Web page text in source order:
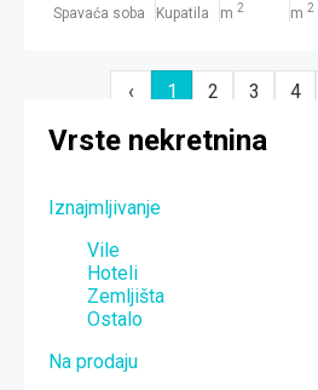
Spavaća soba Kupatila m 2 m 2
‹ 1 2 3 4
Vrste nekretnina
Iznajmljivanje
Vile
Hoteli
Zemljišta
Ostalo
Na prodaju